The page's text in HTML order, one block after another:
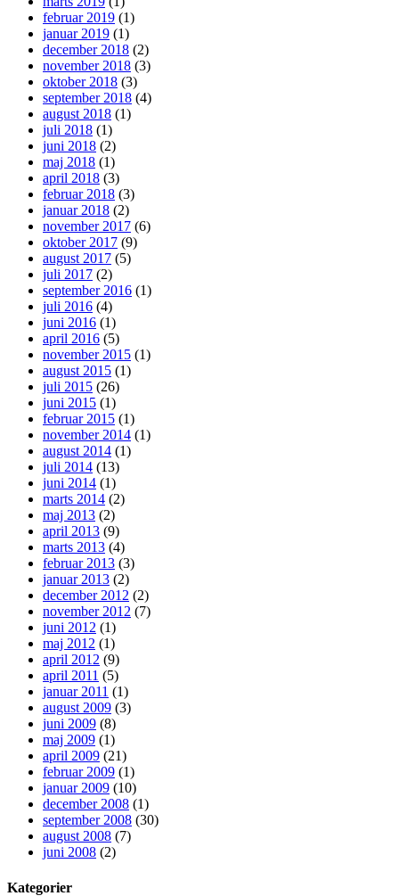
februar 2019 (1)
januar 2019 (1)
december 2018 (2)
november 2018 (3)
oktober 2018 (3)
september 2018 (4)
august 2018 (1)
juli 2018 (1)
juni 2018 (2)
maj 2018 (1)
april 2018 (3)
februar 2018 (3)
januar 2018 (2)
november 2017 (6)
oktober 2017 (9)
august 2017 (5)
juli 2017 (2)
september 2016 (1)
juli 2016 (4)
juni 2016 (1)
april 2016 (5)
november 2015 (1)
august 2015 (1)
juli 2015 (26)
juni 2015 (1)
februar 2015 (1)
november 2014 (1)
august 2014 (1)
juli 2014 (13)
juni 2014 (1)
marts 2014 (2)
maj 2013 (2)
april 2013 (9)
marts 2013 (4)
februar 2013 (3)
januar 2013 (2)
december 2012 (2)
november 2012 (7)
juni 2012 (1)
maj 2012 (1)
april 2012 (9)
april 2011 (5)
januar 2011 (1)
august 2009 (3)
juni 2009 (8)
maj 2009 (1)
april 2009 (21)
februar 2009 (1)
januar 2009 (10)
december 2008 (1)
september 2008 (30)
august 2008 (7)
juni 2008 (2)
Kategorier